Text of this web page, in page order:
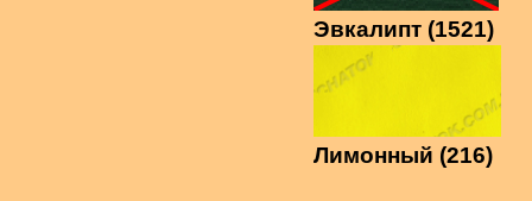
Эвкалипт (1521)
Лимонный (216)